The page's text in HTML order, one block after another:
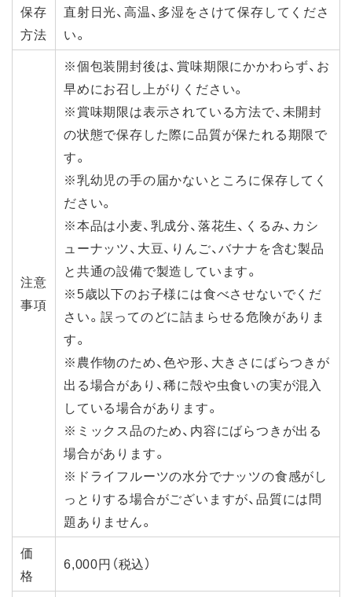
保存
方法
直射日光、高温、多湿をさけて保存してくださ
い。
注意
事項
※個包装開封後は、賞味期限にかかわらず、お
早めにお召し上がりください。
※賞味期限は表示されている方法で、未開封
の状態で保存した際に品質が保たれる期限で
す。
※乳幼児の手の届かないところに保存してく
ださい。
※本品は小麦、乳成分、落花生、くるみ、カシ
ューナッツ、大豆、りんご、バナナを含む製品
と共通の設備で製造しています。
※5歳以下のお子様には食べさせないでくだ
さい。誤ってのどに詰まらせる危険がありま
す。
※農作物のため、色や形、大きさにばらつきが
出る場合があり、稀に殻や虫食いの実が混入
している場合があります。
※ミックス品のため、内容にばらつきが出る
場合があります。
※ドライフルーツの水分でナッツの食感がし
っとりする場合がございますが、品質には問
題ありません。
価
格
6,000円（税込）